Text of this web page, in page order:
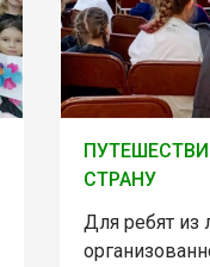
СТРАНУ
Для ребят из